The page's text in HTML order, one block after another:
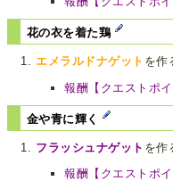
花の衣を着た鶏
エメラルドナゲット を作
報酬【クエストポ
金や青に輝く
フラッシュナゲット を作
報酬【クエストポ